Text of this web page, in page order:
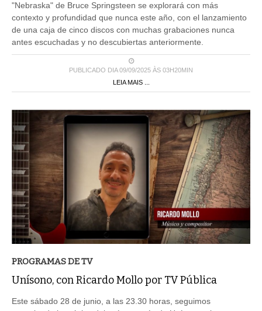
"Nebraska" de Bruce Springsteen se explorará con más
contexto y profundidad que nunca este año, con el lanzamiento
de una caja de cinco discos con muchas grabaciones nunca
antes escuchadas y no descubiertas anteriormente.
PUBLICADO DIA 09/09/2025 ÀS 03H20MIN
LEIA MAIS ...
PROGRAMAS DE TV
Unísono, con Ricardo Mollo por TV Pública
Este sábado 28 de junio, a las 23.30 horas, seguimos